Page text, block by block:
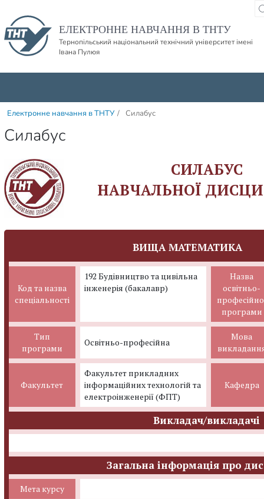
ЕЛЕКТРОННЕ НАВЧАННЯ В ТНТУ
Тернопільський національний технічний університет імені
Івана Пулюя
Електронне навчання в ТНТУ / Силабус
Силабус
СИЛАБУС
НАВЧАЛЬНОЇ
ВИЩА МАТЕМАТИКА
Код та назва
спеціальності
Назва
освітньо-
програми
192 Будівництво та цивільна
інженерія (бакалавр)
Тип
програми
Освітньо-професійна
Мова
Факультет
Факультет прикладних
інформаційних технологій та
електроінженерії (ФПТ)
Кафедра
Викладач/викладачі
Загальна інформація про
Мета курсу